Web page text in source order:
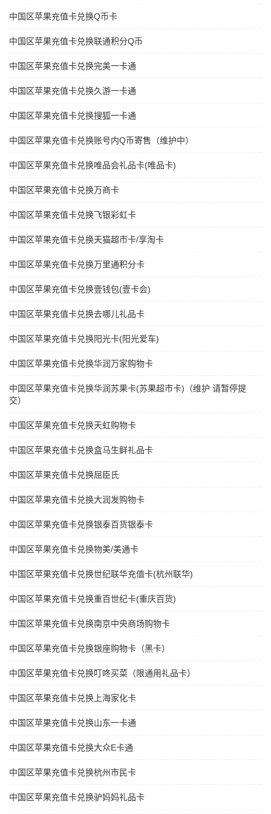
中国区苹果充值卡兑换Q币卡
中国区苹果充值卡兑换联通积分Q币
中国区苹果充值卡兑换完美一卡通
中国区苹果充值卡兑换久游一卡通
中国区苹果充值卡兑换搜狐一卡通
中国区苹果充值卡兑换账号内Q币寄售（维护中）
中国区苹果充值卡兑换唯品会礼品卡(唯品卡)
中国区苹果充值卡兑换万商卡
中国区苹果充值卡兑换飞银彩虹卡
中国区苹果充值卡兑换天猫超市卡/享淘卡
中国区苹果充值卡兑换万里通积分卡
中国区苹果充值卡兑换壹钱包(壹卡会)
中国区苹果充值卡兑换去哪儿礼品卡
中国区苹果充值卡兑换阳光卡(阳光爱车)
中国区苹果充值卡兑换华润万家购物卡
中国区苹果充值卡兑换华润苏果卡(苏果超市卡)（维护 请暂停提
交）
中国区苹果充值卡兑换天虹购物卡
中国区苹果充值卡兑换盒马生鲜礼品卡
中国区苹果充值卡兑换屈臣氏
中国区苹果充值卡兑换大润发购物卡
中国区苹果充值卡兑换银泰百货银泰卡
中国区苹果充值卡兑换物美/美通卡
中国区苹果充值卡兑换世纪联华充值卡(杭州联华)
中国区苹果充值卡兑换重百世纪卡(重庆百货)
中国区苹果充值卡兑换南京中央商场购物卡
中国区苹果充值卡兑换银座购物卡（黑卡）
中国区苹果充值卡兑换叮咚买菜（限通用礼品卡）
中国区苹果充值卡兑换上海家化卡
中国区苹果充值卡兑换山东一卡通
中国区苹果充值卡兑换大众E卡通
中国区苹果充值卡兑换杭州市民卡
中国区苹果充值卡兑换驴妈妈礼品卡